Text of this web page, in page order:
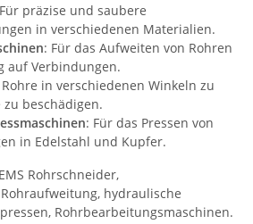
präzise und saubere
in verschiedenen Materialien.
: Für das Aufweiten von Rohren
auf Verbindungen.
Rohre in verschiedenen Winkeln zu
beschädigen.
: Für das Pressen von
in Edelstahl und Kupfer.
Rohrschneider,
hydraulische
Rohrbearbeitungsmaschinen.